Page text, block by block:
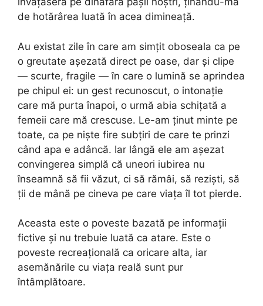
de hotărârea luată în acea dimineață.
Au existat zile în care am simțit oboseala ca pe
o greutate așezată direct pe oase, dar și clipe
— scurte, fragile — în care o lumină se aprindea
pe chipul ei: un gest recunoscut, o intonație
care mă purta înapoi, o urmă abia schițată a
femeii care mă crescuse. Le-am ținut minte pe
toate, ca pe niște fire subțiri de care te prinzi
când apa e adâncă. Iar lângă ele am așezat
convingerea simplă că uneori iubirea nu
înseamnă să fii văzut, ci să rămâi, să reziști, să
ții de mână pe cineva pe care viața îl tot pierde.
Aceasta este o poveste bazată pe informații
fictive și nu trebuie luată ca atare. Este o
poveste recreațională ca oricare alta, iar
asemănările cu viața reală sunt pur
întâmplătoare.